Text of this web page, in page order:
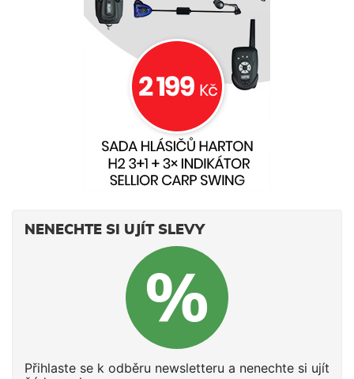
NENECHTE SI UJÍT SLEVY
Přihlaste se k odběru newsletteru a nenechte si ujít